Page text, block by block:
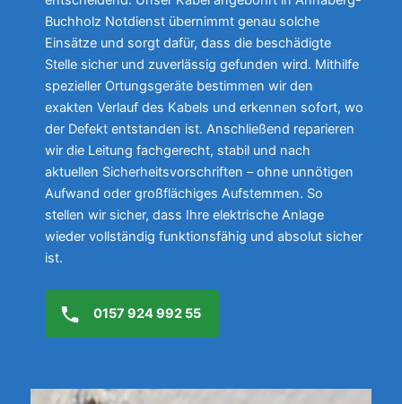
Buchholz Notdienst übernimmt genau solche
Einsätze und sorgt dafür, dass die beschädigte
Stelle sicher und zuverlässig gefunden wird. Mithilfe
spezieller Ortungsgeräte bestimmen wir den
exakten Verlauf des Kabels und erkennen sofort, wo
der Defekt entstanden ist. Anschließend reparieren
wir die Leitung fachgerecht, stabil und nach
aktuellen Sicherheitsvorschriften – ohne unnötigen
Aufwand oder großflächiges Aufstemmen. So
stellen wir sicher, dass Ihre elektrische Anlage
wieder vollständig funktionsfähig und absolut sicher
ist.
0157 924 992 55